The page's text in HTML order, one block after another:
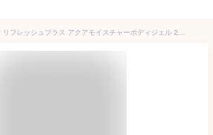
【花王】 ニベア リフレッシュプラス アクアモイスチャーボディジェル 200ml 【化粧品】